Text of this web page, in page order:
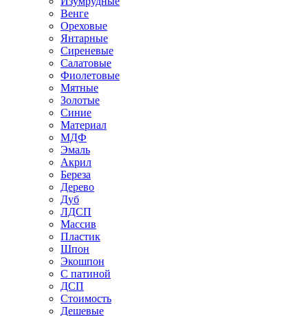
Венге
Ореховые
Янтарные
Сиреневые
Салатовые
Фиолетовые
Мятные
Золотые
Синие
Материал
МДФ
Эмаль
Акрил
Береза
Дерево
Дуб
ЛДСП
Массив
Пластик
Шпон
Экошпон
С патиной
ДСП
Стоимость
Дешевые